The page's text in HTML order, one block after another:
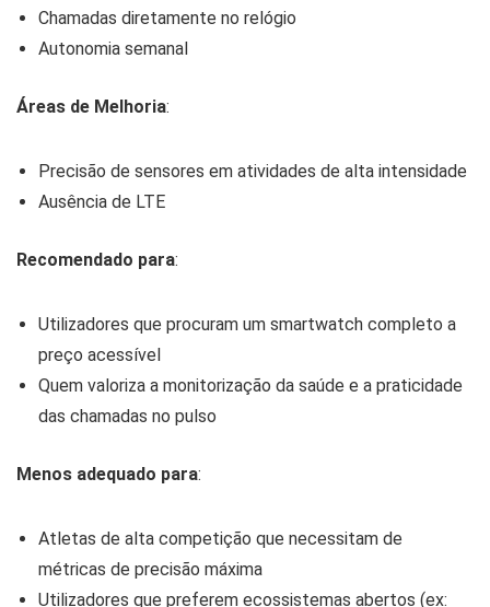
Chamadas diretamente no relógio
Autonomia semanal
Áreas de Melhoria:
Precisão de sensores em atividades de alta intensidade
Ausência de LTE
Recomendado para:
Utilizadores que procuram um smartwatch completo a
preço acessível
Quem valoriza a monitorização da saúde e a praticidade
das chamadas no pulso
Menos adequado para:
Atletas de alta competição que necessitam de
métricas de precisão máxima
Utilizadores que preferem ecossistemas abertos (ex: